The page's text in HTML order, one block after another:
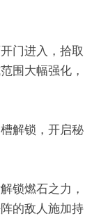
门进入，拾取
围大幅强化，
解锁，开启秘
锁燃石之力，
的敌人施加持